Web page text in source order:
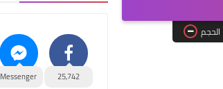
الحجم
25,742
Messenger